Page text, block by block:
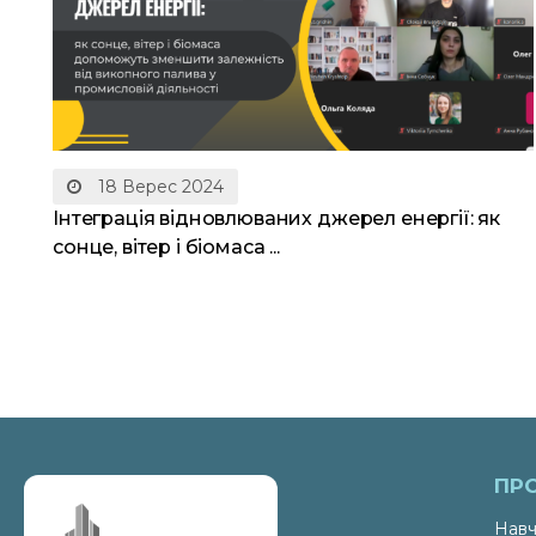
18 Верес 2024
Інтеграція відновлюваних джерел енергії: як
сонце, вітер і біомаса ...